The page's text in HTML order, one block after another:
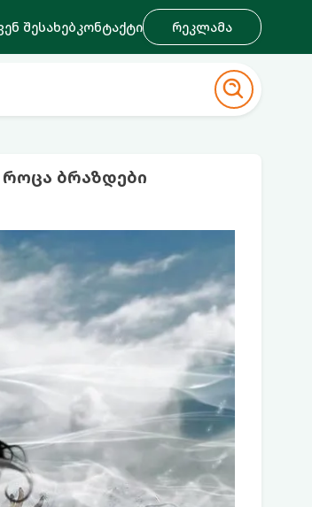
შესახებკონტაქტი რეკლამა
როცა ბრაზდები